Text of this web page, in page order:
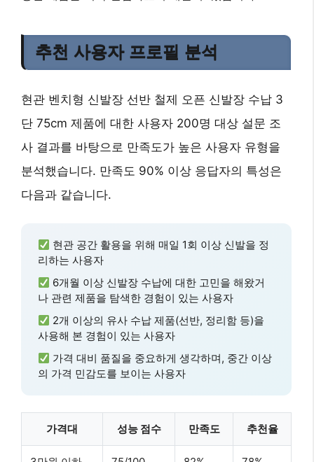
추천 사용자 프로필 분석
현관 벤치형 신발장 선반 철제 오픈 신발장 수납 3
단 75cm 제품에 대한 사용자 200명 대상 설문 조
사 결과를 바탕으로 만족도가 높은 사용자 유형을
분석했습니다. 만족도 90% 이상 응답자의 특성은
다음과 같습니다.
현관 공간 활용을 위해매일 1회 이상 신발을 정
리하는 사용자
6개월 이상 신발장 수납에 대한 고민을 해왔거
나 관련 제품을 탐색한 경험이 있는 사용자
2개 이상의 유사 수납 제품(선반, 정리함 등)을
사용해 본 경험이 있는 사용자
가격 대비 품질을 중요하게 생각하며, 중간 이상
의 가격 민감도를 보이는 사용자
가격대 성능 점수 만족도 추천율